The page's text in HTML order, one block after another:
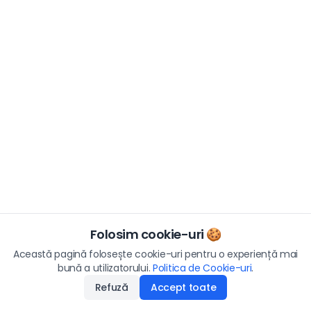
Folosim cookie-uri 🍪
Această pagină folosește cookie-uri pentru o experiență mai
bună a utilizatorului. Politica de Cookie-uri.
Refuză
Accept toate